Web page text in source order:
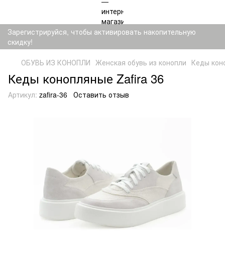
Зарегистрируйся, чтобы активировать накопительную
скидку!
ОБУВЬ ИЗ КОНОПЛИ Женская обувь из конопли Кеды
Кеды конопляные Zafira 36
Артикул: zafira-36 Оставить отзыв